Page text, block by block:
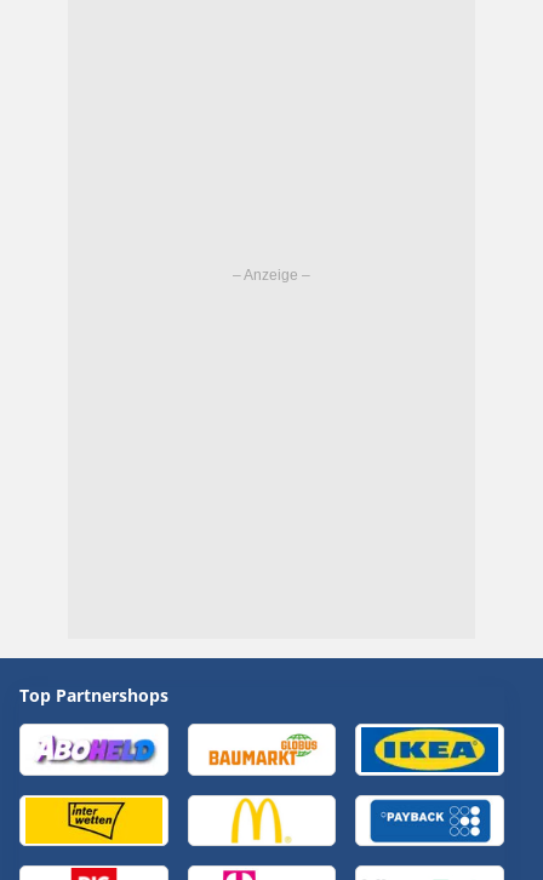
Top Partnershops